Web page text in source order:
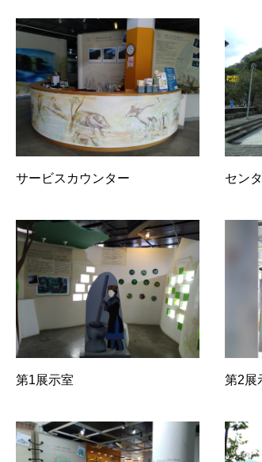
サービスカウンター セン
第1展示室 第2展